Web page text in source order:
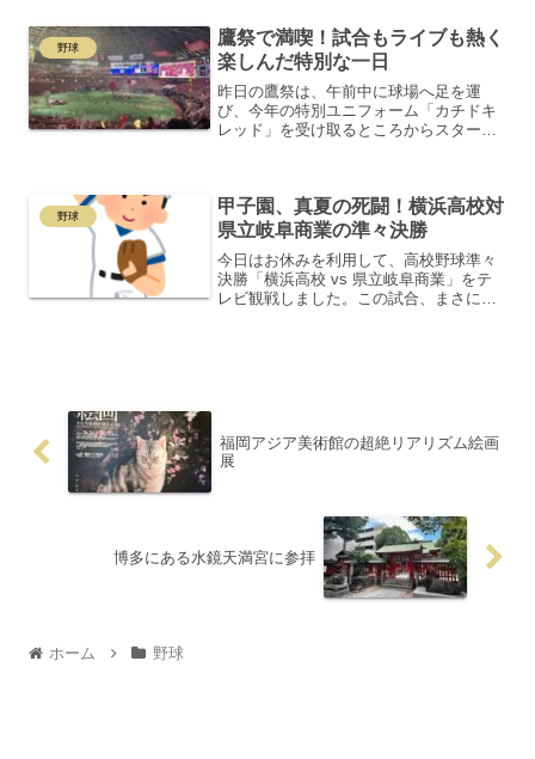
「SUMMER BOOST...
野球
鷹祭で満喫！試合もライブも熱く
楽しんだ特別な一日
昨日の鷹祭は、午前中に球場へ足を運
び、今年の特別ユニフォーム「カチドキ
レッド」を受け取るところからスター
長時間のイベントでしたが、...
野球
甲子園、真夏の死闘！横浜高校対
県立岐阜商業の準々決勝
今日はお休みを利用して、高校野球準々
決勝「横浜高校 vs 県立岐阜商業」をテ
レビ観戦しました。この試合、まさに真
福岡アジア美術館の超絶リアリズム絵画
展
博多にある水鏡天満宮に参拝
ホーム 野球